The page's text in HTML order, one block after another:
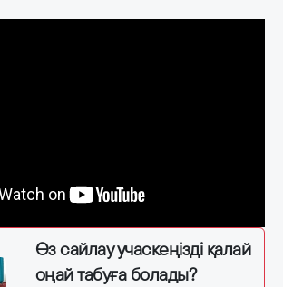
Өз сайлау учаскеңізді қалай
оңай табуға болады?